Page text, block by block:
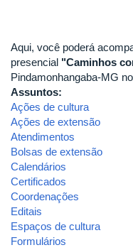
Aqui, você poderá
presencial "Caminhos
Pindamonhangaba-MG
Assuntos:
Ações de cultura
Ações de extensão
Atendimentos
Bolsas de extensão
Calendários
Certificados
Coordenações
Editais
Espaços de cultura
Formulários